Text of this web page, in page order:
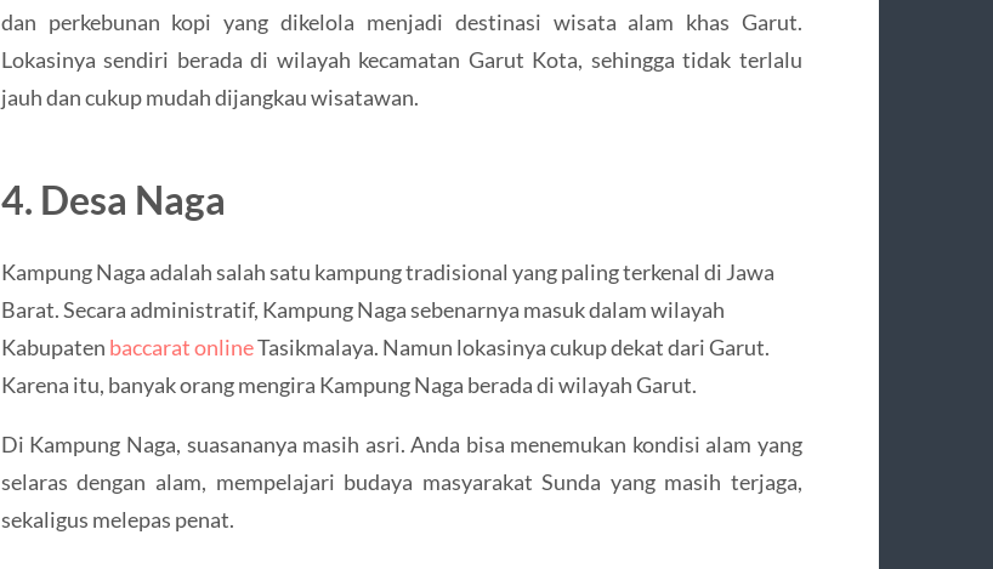
dan perkebunan kopi yang dikelola menjadi destinasi wisata alam khas Garut.
Lokasinya sendiri berada di wilayah kecamatan Garut Kota, sehingga tidak terlalu
jauh dan cukup mudah dijangkau wisatawan.
4. Desa Naga
Kampung Naga adalah salah satu kampung tradisional yang paling terkenal di Jawa
Barat. Secara administratif, Kampung Naga sebenarnya masuk dalam wilayah
Kabupaten baccarat onlineTasikmalaya. Namun lokasinya cukup dekat dari Garut.
Karena itu, banyak orang mengira Kampung Naga berada di wilayah Garut.
Di Kampung Naga, suasananya masih asri. Anda bisa menemukan kondisi alam yang
selaras dengan alam, mempelajari budaya masyarakat Sunda yang masih terjaga,
sekaligus melepas penat.